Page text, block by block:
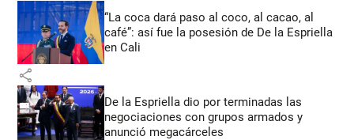
“La coca dará paso al coco, al cacao, al
café”: así fue la posesión de De la Espriella
en Cali
share
De la Espriella dio por terminadas las
negociaciones con grupos armados y
anunció megacárceles